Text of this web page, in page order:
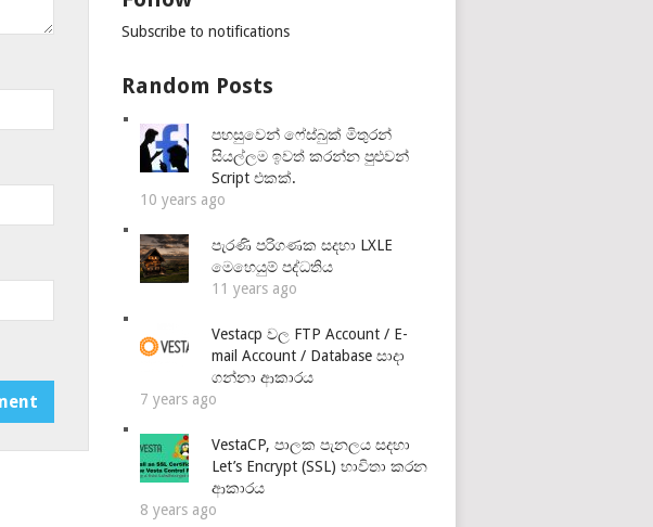
Subscribe to notifications
Random Posts
පහසුවෙන් ෆේස්බුක් මිතුරන්
සියල්ලම ඉවත් කරන්න පුළුවන්
Script එකක්.
10 years ago
පැරණි පරිගණක සදහා LXLE
මෙහෙයුම් පද්ධතිය
11 years ago
Vestacp වල FTP Account / E-
mail Account / Database සාදා
ගන්නා ආකාරය
7 years ago
VestaCP, පාලක පැනලය සදහා
Let’s Encrypt (SSL) භාවිතා කරන
ආකාරය
8 years ago